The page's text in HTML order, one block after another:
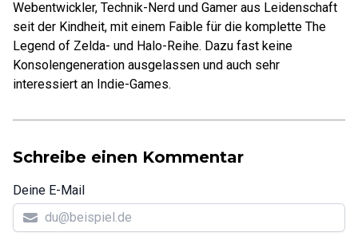
Webentwickler, Technik-Nerd und Gamer aus Leidenschaft
seit der Kindheit, mit einem Faible für die komplette The
Legend of Zelda- und Halo-Reihe. Dazu fast keine
Konsolengeneration ausgelassen und auch sehr
interessiert an Indie-Games.
Schreibe einen Kommentar
Deine E-Mail